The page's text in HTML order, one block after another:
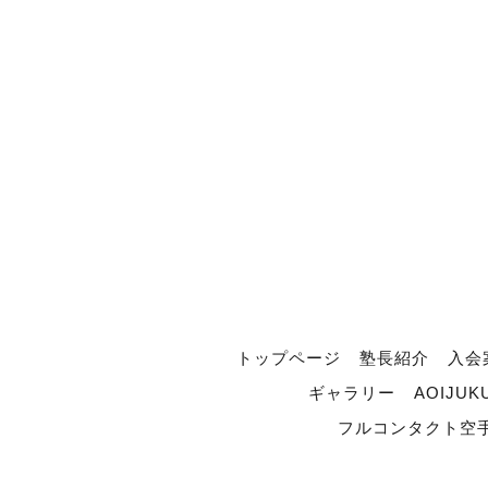
トップページ 塾長紹介
入
ギャラリー
フルコンタクト空